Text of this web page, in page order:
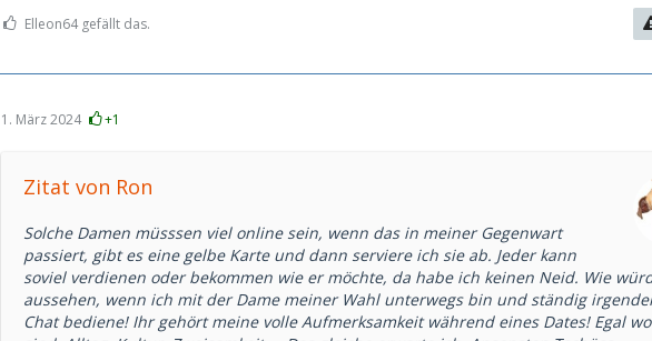
Elleon64 gefällt das.
1. März 2024 +1
Zitat von Ron
Solche Damen müsssen viel online sein, wenn das in meiner Gegenwart
passiert, gibt es eine gelbe Karte und dann serviere ich sie ab. Jeder kann
soviel verdienen oder bekommen wie er möchte, da habe ich keinen Neid. Wie
aussehen, wenn ich mit der Dame meiner Wahl unterwegs bin und ständig
Chat bediene! Ihr gehört meine volle Aufmerksamkeit während eines Dates! Egal